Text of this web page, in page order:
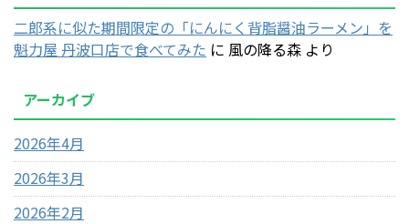
二郎系に似た期間限定の「にんにく背脂醤油ラーメン」を
魁力屋 丹波口店で食べてみた に 風の降る森 より
アーカイブ
2026年4月
2026年3月
2026年2月